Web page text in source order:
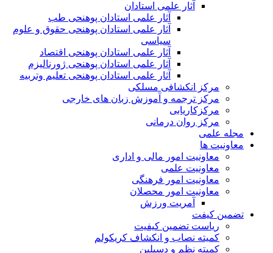
آثار علمی استادان
آثار علمی استادان پوهنحی طب
آثار علمی استادان پوهنحی حقوق و علوم
سیاسی
آثار علمی استادان پوهنحی اقتصاد
آثار علمی استادان پوهنحی ژورنالیزم
آثار علمی استادان پوهنحی تعلیم وتربیه
مرکز انکشافی مسلکی
مرکز ترجمه و آموزش زبان های خارجی
مرکزکاریابی
مرکز روان درمانی
مجله علمی
معاونیت ها
معاونیت امور مالی و اداری
معاونیت علمی
معاونیت امور فرهنگی
معاونیت امور محصلان
آمریت ورزش
تضمین کیفت
ریاست تضمین کیفیت
کمیته نصاب و انکشاف کریکولم
کمیته نظم و دسپلین